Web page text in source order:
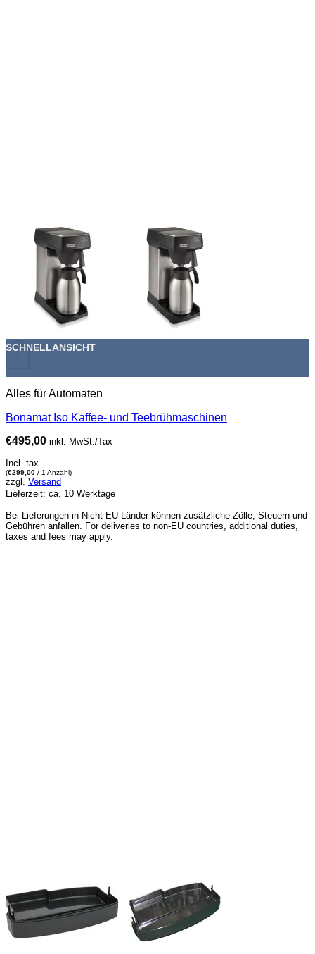
+
SCHNELLANSICHT
Alles für Automaten
Bonamat Iso Kaffee- und Teebrühmaschinen
€495,00 inkl. MwSt./Tax
Incl. tax
(€299,00 / 1 Anzahl)
zzgl. Versand
Lieferzeit: ca. 10 Werktage
Bei Lieferungen in Nicht-EU-Länder können zusätzliche Zölle, Steuern und
Gebühren anfallen. For deliveries to non-EU countries, additional duties,
taxes and fees may apply.